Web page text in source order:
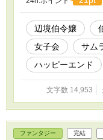
辺境伯令嬢
女子会
サム
ハッピーエンド
文字数 14,953
ファンタジー 完結